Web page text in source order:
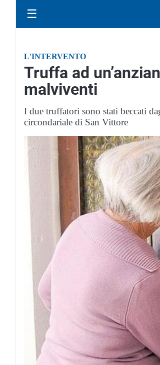
☰
L'INTERVENTO
Truffa ad
malviventi
I due truffatori sono stati beccati
circondariale di San Vittore